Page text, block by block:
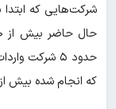
حدود ۵ شرکت
که انجام شده بیش از ۱۲ شرکت برای واردات، ارز دریافت کرده‌اند.